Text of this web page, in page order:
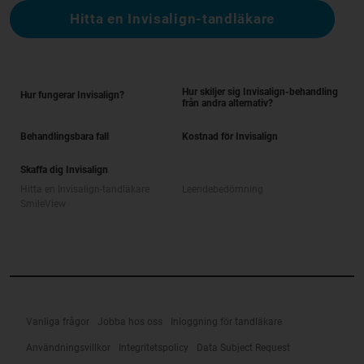
Hitta en Invisalign-tandläkare
Hur fungerar Invisalign?
Hur skiljer sig Invisalign-behandling
från andra alternativ?
Behandlingsbara fall Kostnad för Invisalign
Skaffa dig Invisalign
Vanliga frågor Jobba hos oss Inloggning för tandläkare
Användningsvillkor Integritetspolicy Data Subject Request